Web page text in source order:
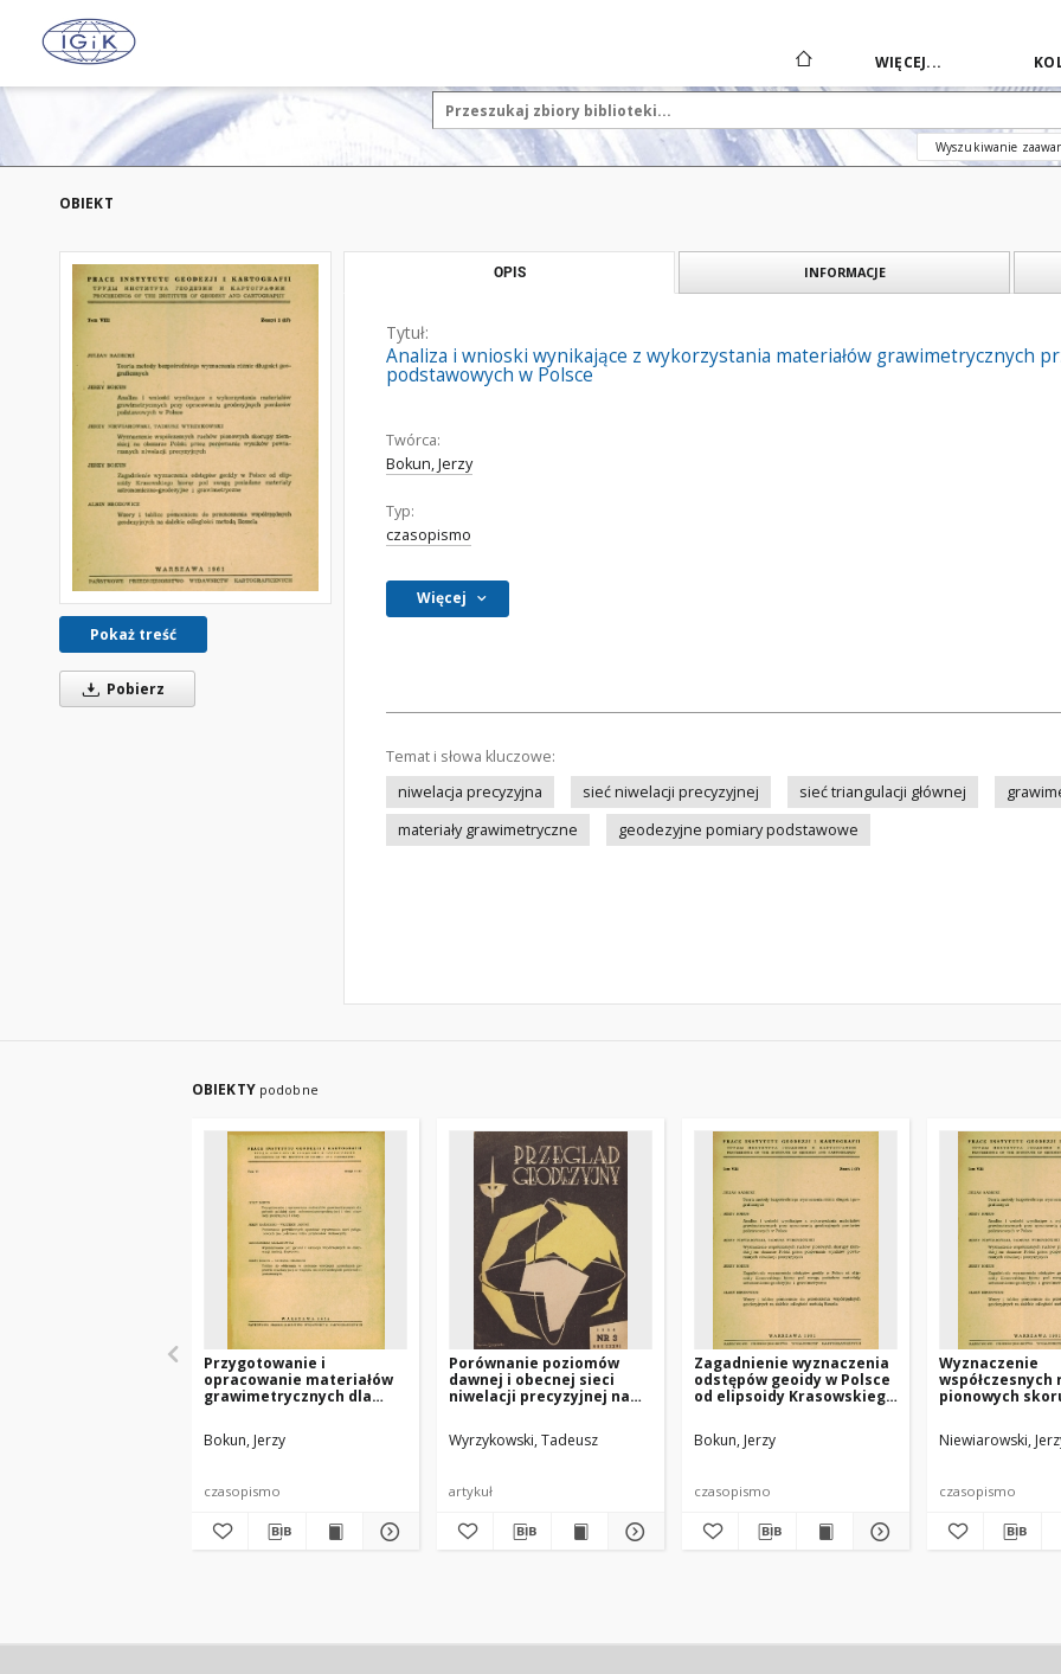
WIĘCEJ...
Wyszukiwanie
OBIEKT
Pokaż treść
Pobierz
OPIS INFORMACJE
Tytuł:
Analiza i wnioski wynikające z wykorzystania materiałów grawimetrycznych
podstawowych w Polsce
Twórca:
Bokun, Jerzy
Typ:
czasopismo
Więcej
Temat i słowa kluczowe:
niwelacja precyzyjna
sieć niwelacji precyzyjnej sieć triangulacji głównej
materiały grawimetryczne
geodezyjne pomiary podstawowe
OBIEKTY podobne
Przygotowanie i
opracowanie materiałów
grawimetrycznych dla
astronomiczno-
geodezyjnej i sieci
Bokun, Jerzy
czasopismo
Porównanie poziomów
dawnej i obecnej sieci
niwelacji precyzyjnej na
obszarach Polski
Wyrzykowski, Tadeusz
artykuł
Zagadnienie wyznaczenia
odstępów geoidy w Polsce
od elipsoidy Krasowskiego
posiadane materiały
astronomiczno-
Bokun, Jerzy
czasopismo
Wyznaczenie
współczesnych
pionowych
Polski przez
wyników
Niewiarowski,
czasopismo